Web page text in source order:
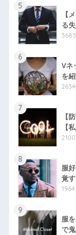
5
【
る
6
Vネ
を紹
7
【
【
8
服
覚
9
服
で